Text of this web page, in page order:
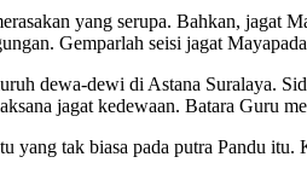
yang serupa. Bahkan,
Gemparlah seisi jagat
dewa-dewi di Astana Suralaya.
jagat kedewaan. Batara Guru
yang tak biasa pada putra Pandu